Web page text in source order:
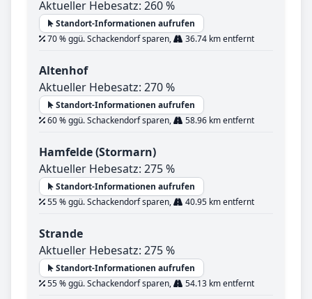
Aktueller Hebesatz: 260 %
Standort-Informationen aufrufen
70 % ggü. Schackendorf sparen,
36.74 km entfernt
Altenhof
Aktueller Hebesatz: 270 %
Standort-Informationen aufrufen
60 % ggü. Schackendorf sparen,
58.96 km entfernt
Hamfelde (Stormarn)
Aktueller Hebesatz: 275 %
Standort-Informationen aufrufen
55 % ggü. Schackendorf sparen,
40.95 km entfernt
Strande
Aktueller Hebesatz: 275 %
Standort-Informationen aufrufen
55 % ggü. Schackendorf sparen,
54.13 km entfernt